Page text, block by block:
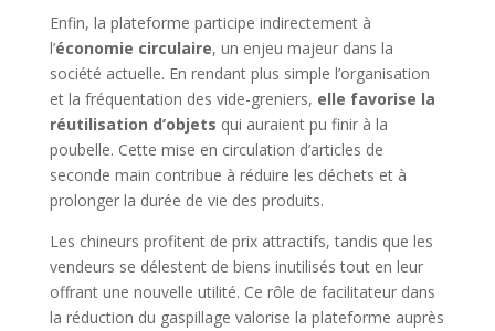
Enfin, la plateforme participe indirectement à
l’économie circulaire, un enjeu majeur dans la
société actuelle. En rendant plus simple l’organisation
et la fréquentation des vide-greniers, elle favorise la
réutilisation d’objets qui auraient pu finir à la
poubelle. Cette mise en circulation d’articles de
seconde main contribue à réduire les déchets et à
prolonger la durée de vie des produits.
Les chineurs profitent de prix attractifs, tandis que les
vendeurs se délestent de biens inutilisés tout en leur
offrant une nouvelle utilité. Ce rôle de facilitateur dans
la réduction du gaspillage valorise la plateforme auprès